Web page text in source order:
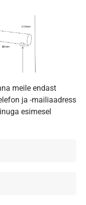
meile endast
ja -mailiaadress
esimesel